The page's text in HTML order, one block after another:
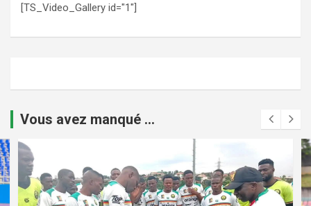
[TS_Video_Gallery id="1"]
Vous avez manqué ...